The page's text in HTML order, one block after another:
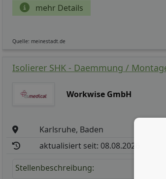
mehr Details
Quelle: meinestadt.de
Isolierer SHK - Daemmung /
Workwise GmbH
Karlsruhe, Baden
aktualisiert seit: 08.08.2026
Stellenbeschreibung: